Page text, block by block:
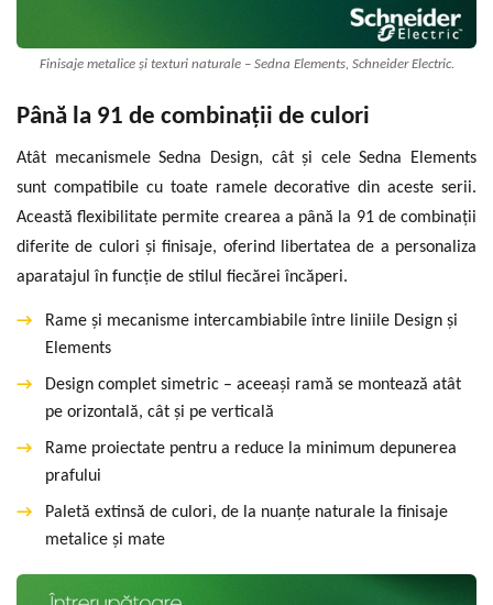
Finisaje metalice și texturi naturale – Sedna Elements, Schneider Electric.
Până la 91 de combinații de culori
Atât mecanismele Sedna Design, cât și cele Sedna Elements
sunt compatibile cu toate ramele decorative din aceste serii.
Această flexibilitate permite crearea a până la 91 de combinații
diferite de culori și finisaje, oferind libertatea de a personaliza
aparatajul în funcție de stilul fiecărei încăperi.
→
Rame și mecanisme intercambiabile între liniile Design și
Elements
→
Design complet simetric – aceeași ramă se montează atât
pe orizontală, cât și pe verticală
→
Rame proiectate pentru a reduce la minimum depunerea
prafului
→
Paletă extinsă de culori, de la nuanțe naturale la finisaje
metalice și mate